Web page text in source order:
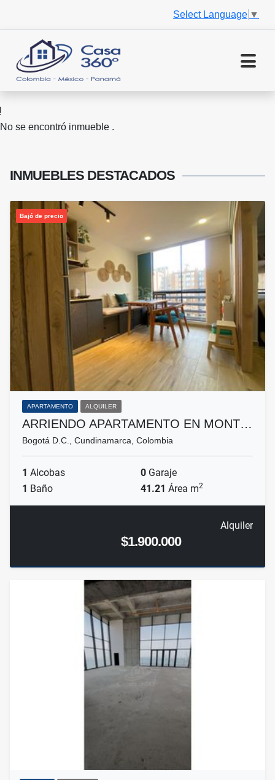
Select Language ▼
No se encontró inmueble .
INMUEBLES DESTACADOS
Bajó de precio
APARTAMENTO ALQUILER
ARRIENDO APARTAMENTO EN MONT…
Bogotá D.C., Cundinamarca, Colombia
1 Alcobas 0 Garaje
1 Baño 41.21 Área m2
Alquiler
$1.900.000